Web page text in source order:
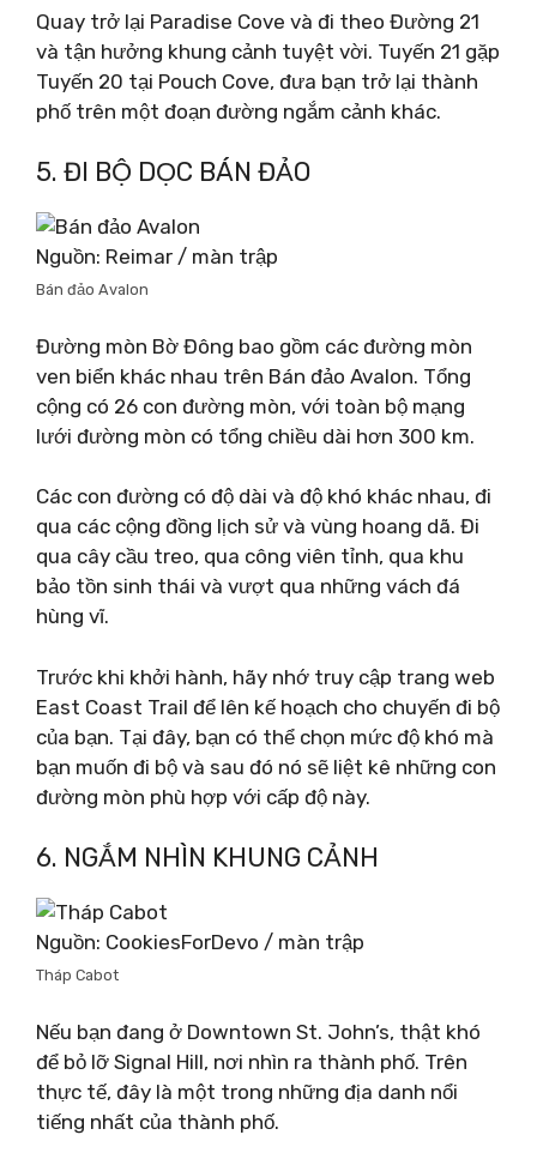
Quay trở lại Paradise Cove và đi theo Đường 21
và tận hưởng khung cảnh tuyệt vời. Tuyến 21 gặp
Tuyến 20 tại Pouch Cove, đưa bạn trở lại thành
phố trên một đoạn đường ngắm cảnh khác.
5. ĐI BỘ DỌC BÁN ĐẢO
Nguồn: Reimar / màn trập
Bán đảo Avalon
Đường mòn Bờ Đông bao gồm các đường mòn
ven biển khác nhau trên Bán đảo Avalon. Tổng
cộng có 26 con đường mòn, với toàn bộ mạng
lưới đường mòn có tổng chiều dài hơn 300 km.
Các con đường có độ dài và độ khó khác nhau, đi
qua các cộng đồng lịch sử và vùng hoang dã. Đi
qua cây cầu treo, qua công viên tỉnh, qua khu
bảo tồn sinh thái và vượt qua những vách đá
hùng vĩ.
Trước khi khởi hành, hãy nhớ truy cập trang web
East Coast Trail để lên kế hoạch cho chuyến đi bộ
của bạn. Tại đây, bạn có thể chọn mức độ khó mà
bạn muốn đi bộ và sau đó nó sẽ liệt kê những con
đường mòn phù hợp với cấp độ này.
6. NGẮM NHÌN KHUNG CẢNH
Nguồn: CookiesForDevo / màn trập
Tháp Cabot
Nếu bạn đang ở Downtown St. John’s, thật khó
để bỏ lỡ Signal Hill, nơi nhìn ra thành phố. Trên
thực tế, đây là một trong những địa danh nổi
tiếng nhất của thành phố.